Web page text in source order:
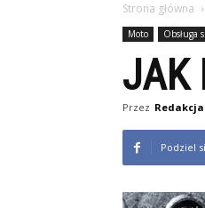
Strona główna
Moto Obsługa
JAK
Przez Redakcja
Podziel